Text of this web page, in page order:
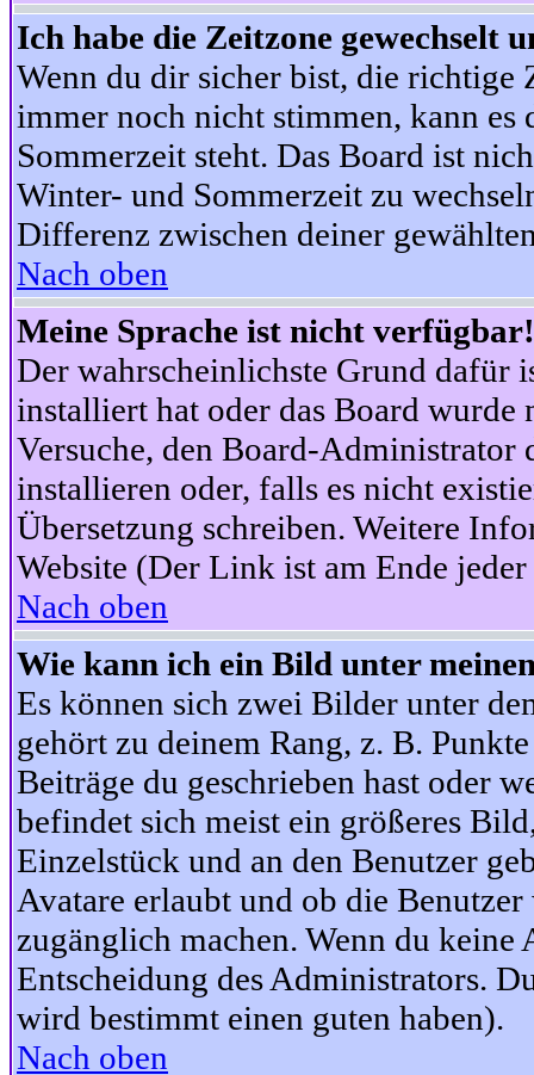
Ich habe die Zeitzone gewechselt
Wenn du dir sicher bist, die richtige
immer noch nicht stimmen, kann es
Sommerzeit steht. Das Board ist
Winter- und Sommerzeit zu
Differenz zwischen deiner
Nach oben
Meine Sprache ist nicht verfügbar!
Der wahrscheinlichste Grund dafür
installiert hat oder das Board wurde
Versuche, den Board-Administrator
installieren oder, falls es nicht
Übersetzung schreiben. Weitere
Website (Der Link ist am Ende jeder
Nach oben
Wie kann ich ein Bild unter
Es können sich zwei Bilder unter
gehört zu deinem Rang, z. B.
Beiträge du geschrieben hast oder
befindet sich meist ein größeres
Einzelstück und an den Benutzer
Avatare erlaubt und ob die
zugänglich machen. Wenn du keine
Entscheidung des Administrators.
wird bestimmt einen guten haben).
Nach oben